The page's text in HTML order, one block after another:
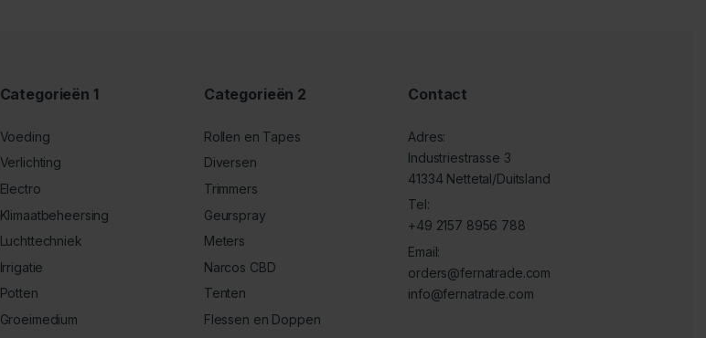
Categorieën 1
Voeding
Verlichting
Electro
Klimaatbeheersing
Luchttechniek
Irrigatie
Potten
Groeimedium
Categorieën 2
Rollen en Tapes
Diversen
Trimmers
Geurspray
Meters
Narcos CBD
Tenten
Flessen en Doppen
Contact
Adres:
Industriestrasse 3
41334 Nettetal/Duitsland
Tel:
+49 2157 8956 788
Email:
orders@fernatrade.com
info@fernatrade.com